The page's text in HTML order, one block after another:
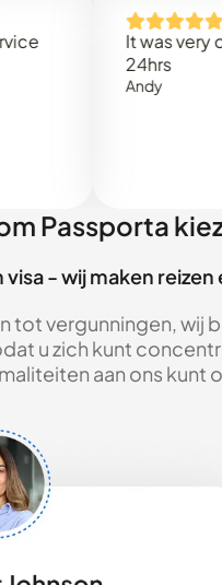
It was very quick,
Passporta
visa - wij maken
tot vergunningen, wij
u zich kunt
aan ons kunt